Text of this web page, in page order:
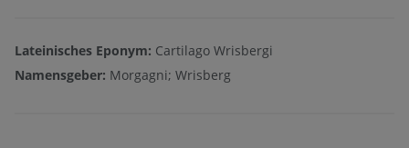
Lateinisches Eponym: Cartilago Wrisbergi
Namensgeber: Morgagni; Wrisberg